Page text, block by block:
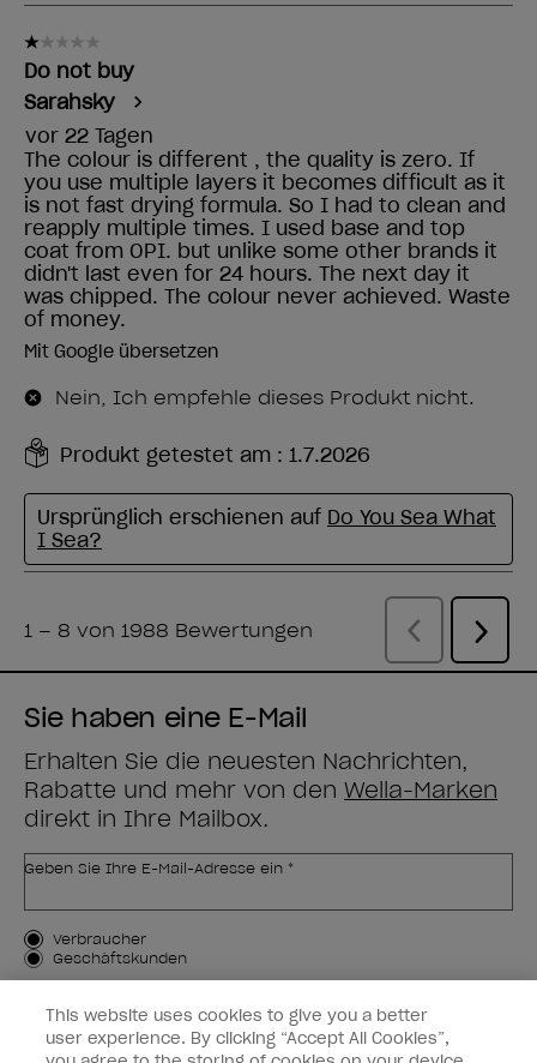
Sie haben eine E-Mail
Erhalten Sie die neuesten Nachrichten,
Rabatte und mehr von den Wella-Marken
direkt in Ihre Mailbox.
Geben Sie Ihre E-Mail-Adresse ein *
Kundenart
Verbraucher
Geschäftskunden
MICH ANMELDEN
Kundeninformationen
This website uses cookies to give you a better
user experience. By clicking “Accept All Cookies”,